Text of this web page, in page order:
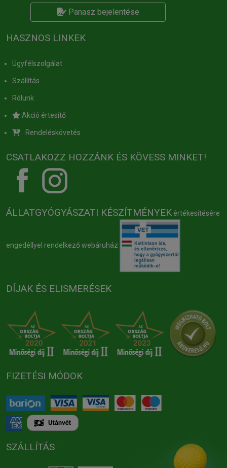
Panasz bejelentése
HASZNOS LINKEK
Ügyfélszolgálat
Szállítás
Rólunk
Akció értesítő
Rendeléskövetés
CSATLAKOZZ HOZZÁNK ÉS KÖVESS MINKET!
ÁLLATGYÓGYÁSZATI KÉSZÍTMÉNYEK értékesítésére
engedéllyel rendelkező webáruház
DÍJAK ÉS ELISMERÉSEK
FIZETÉSI MÓDOK
SZÁLLÍTÁS